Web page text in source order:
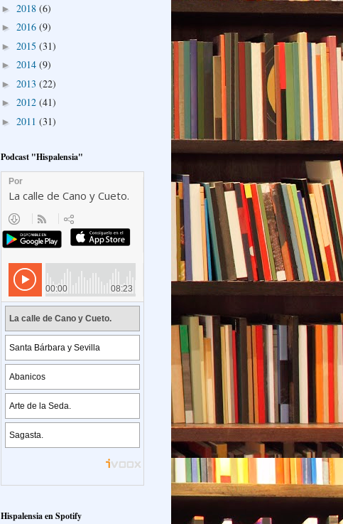
► 2018 (6)
► 2016 (9)
► 2015 (31)
► 2014 (9)
► 2013 (22)
► 2012 (41)
► 2011 (31)
Podcast "Hispalensia"
Hispalensia en Spotify